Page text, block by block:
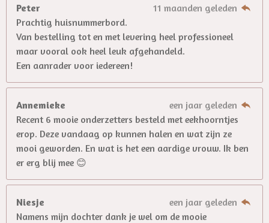
Peter
11 maanden geleden
Prachtig huisnummerbord.
Van bestelling tot en met levering heel professioneel
maar vooral ook heel leuk afgehandeld.
Een aanrader voor iedereen!
Annemieke
een jaar geleden
Recent 6 mooie onderzetters besteld met eekhoorntjes
erop. Deze vandaag op kunnen halen en wat zijn ze
mooi geworden. En wat is het een aardige vrouw. Ik ben
er erg blij mee 😊
Niesje
een jaar geleden
Namens mijn dochter dank je wel om de mooie